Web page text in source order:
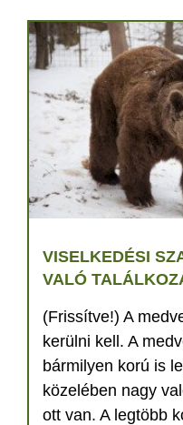
VISELKEDÉSI
VALÓ
(Frissítve!) A
kerülni kell. A
bármilyen korú is
közelében nagy
ott van. A legtöbb